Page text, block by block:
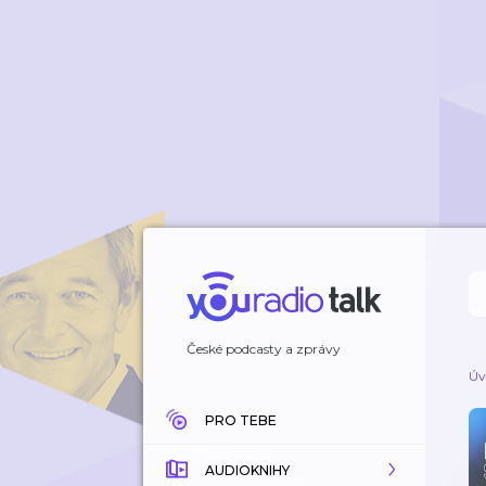
České podcasty a zprávy
PRO TEBE
AUDIOKNIHY